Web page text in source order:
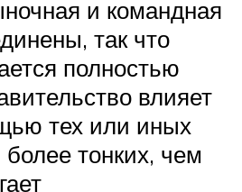
и командная
так что
полностью
влияет
тех или иных
тонких, чем